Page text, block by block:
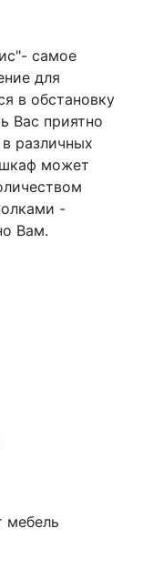
самое
для
в обстановку
Вас приятно
различных
может
-
Вам.
мебель